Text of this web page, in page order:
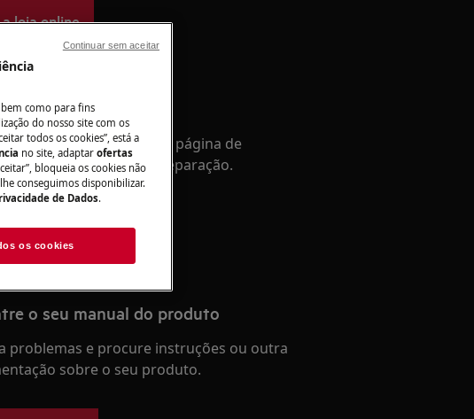
loja online
de assistência
preocupe. Aceda à nossa página de
técnica e reserve a reparação.
serviço
o seu manual do produto
problemas e procure instruções ou outra
sobre o seu produto.
como para fins
do nosso site com os
todos os cookies”, está a
no site, adaptar ofertas
bloqueia os cookies não
conseguimos disponibilizar.
de Dados.
os cookies
Continuar sem aceitar